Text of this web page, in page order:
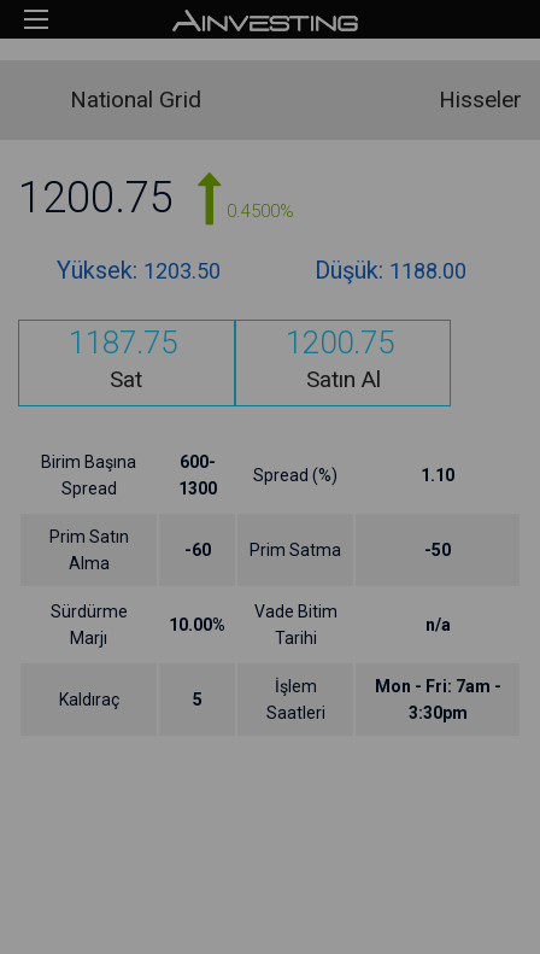
National Grid Hisseler
1200.75 0.4500%
Yüksek: 1203.50 Düşük: 1188.00
1187.75
Sat
1200.75
Satın Al
Birim Başına
Spread
600-
1300
Spread (%) 1.10
Prim Satın
Alma
-60 Prim Satma -50
Sürdürme
Marjı
10.00%
Vade Bitim
Tarihi
n/a
Kaldıraç 5
İşlem
Saatleri
Mon - Fri: 7am -
3:30pm